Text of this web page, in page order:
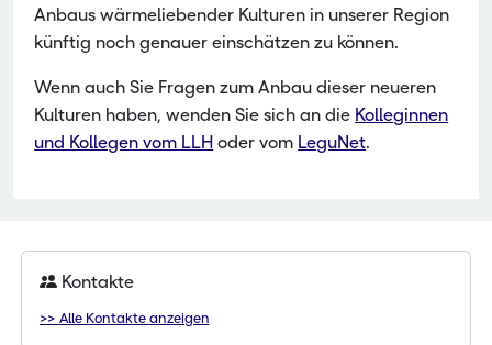
Anbaus wärmeliebender Kulturen in unserer Region
künftig noch genauer einschätzen zu können.
Wenn auch Sie Fragen zum Anbau dieser neueren
Kulturen haben, wenden Sie sich an die Kolleginnen
und Kollegen vom LLH oder vom LeguNet.
Kontakte
>> Alle Kontakte anzeigen